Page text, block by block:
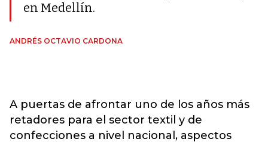
en Medellín.
ANDRÉS OCTAVIO CARDONA
A puertas de afrontar uno de los años más
retadores para el sector textil y de
confecciones a nivel nacional, aspectos